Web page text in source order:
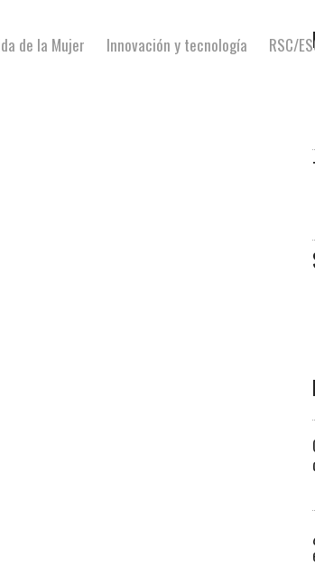
de la Mujer Innovación y tecnología RSC/